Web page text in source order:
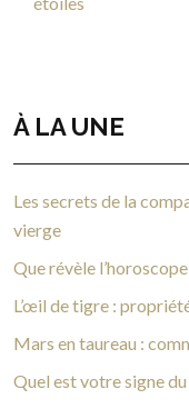
À LA UNE
Les secrets de la
vierge
Que révèle
L’œil de tigre :
Mars en taureau :
Quel est votre signe